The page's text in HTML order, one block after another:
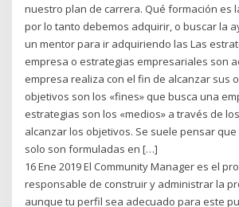
nuestro plan de carrera. Qué formación es
por lo tanto debemos adquirir, o buscar la
un mentor para ir adquiriendo las Las
empresa o estrategias empresariales son
empresa realiza con el fin de alcanzar sus
objetivos son los «fines» que busca una
estrategias son los «medios» a través de
alcanzar los objetivos. Se suele pensar
solo son formuladas en […]
16 Ene 2019 El Community Manager es el
responsable de construir y administrar la
aunque tu perfil sea adecuado para este